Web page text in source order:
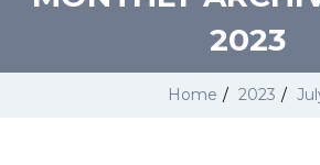
2023
Home / 2023 /